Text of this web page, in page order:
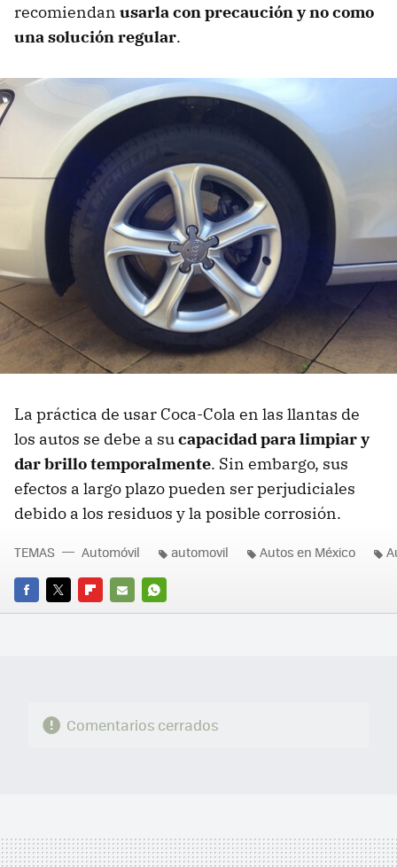
recomiendan usarla con precaución y no como
una solución regular.
La práctica de usar Coca-Cola en las llantas de
los autos se debe a sucapacidad para limpiar y
dar brillo temporalmente. Sin embargo, sus
efectos a largo plazo pueden ser perjudiciales
debido a los residuos y la posible corrosión.
FACEBOOK
TWITTERFLIPBOARD
E-
WHATSAPP
TEMAS Automóvil automovil Autos en México
Comentarios cerrados